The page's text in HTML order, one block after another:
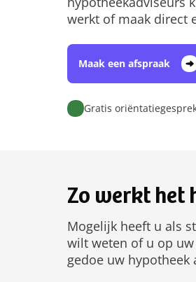
werkt of maak direct
Maak een afspraak
Gratis
Zo werkt het
Mogelijk heeft u als
wilt weten of u op
gedoe uw